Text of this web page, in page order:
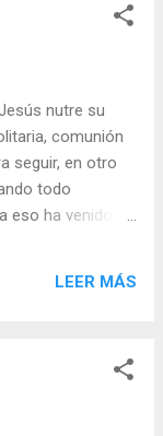
de sus hijos
y humildad,
aprendió al
todo esto en
“Si no nos
vez la muerte
nada” (CV
(+ Leer ) | |
nutre su
comunión
seguir, en otro
todo
ha venido.
de todos los
de su Espíritu
La buena
LEER MÁS